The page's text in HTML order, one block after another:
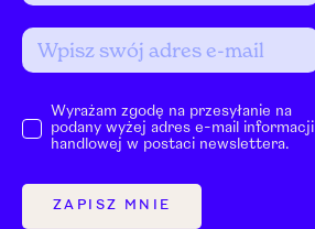
Wyrażam zgodę na przesyłanie na
podany wyżej adres e-mail informacji
handlowej w postaci newslettera.
ZAPISZ MNIE